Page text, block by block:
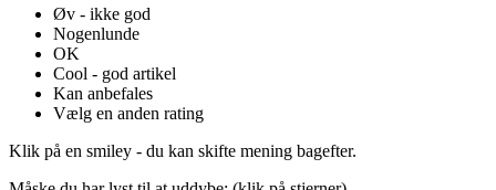
Øv - ikke god
Nogenlunde
OK
Cool - god artikel
Kan anbefales
Vælg en anden rating
Klik på en smiley - du kan skifte mening bagefter.